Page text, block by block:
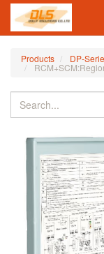
Products DP-